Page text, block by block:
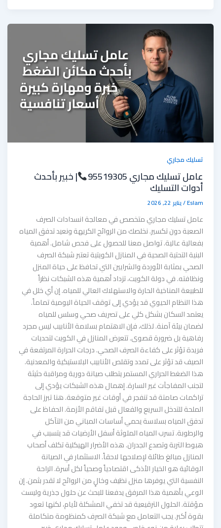
تسليك مجاري
عامل تسليك مجاري 95519305 | خبير بأحدث
أدوات التسليك
Eslam
/يناير 22, 2026
عامل تسليك مجاري متخصص في معالجة انسدادات الصرف
الصعبة دون تكسير. نخلصك من الروائح الكريهة ونعيد تدفق المياه
بفعالية عالية. تواصل معنا للحصول على فحص شامل. أهمية
البنية التحتية الصحية في المنازل الكويتية تعتبر شبكة الصرف
الصحي بمثابة الأوردة والشرايين التي تحافظ على حياة المنزل
ونظافته. في دولة الكويت، تزداد أهمية هذه الشبكات نظراً
للطبيعة المناخية الحارة والاستهلاك العالي للمياه. إن أي خلل في
هذا النظام الحيوي قد يؤدي إلى توقف الحياة اليومية تماماً.
يعتمد السكان بشكل كلي على تصريف صحي وسلس للمياه
لضمان بيئة آمنة. لذلك، فإن الاهتمام بسلامة الأنابيب ليس مجرد
رفاهية بل ضرورة قصوى. تتعرض المنازل في الكويت لتحديات
فريدة تؤثر على كفاءة الصرف الصحي. درجات الحرارة المرتفعة في
الصيف قد تؤثر على تمدد وتقلص الأنابيب البلاستيكية والمعدنية.
هذا الضغط الحراري المستمر يتطلب صيانة دورية ومراقبة حثيثة
لتجنب المفاجآت غير السارة. إهمال هذه الشبكات يؤدي إلى
تراكمات صامتة قد تنفجر في أوقات غير متوقعة. هنا تبرز الحاجة
الملحة للتدخل السريع والفعال قبل تفاقم الأزمة. الحفاظ على
تدفق المياه بسلاسة يحمي أساسات المباني من التآكل
والرطوبة. تسرب المياه الملوثة أسفل الأرضيات قد يتسبب في
هبوط التربة وتصدع الجدران. هذه الأضرار الهيكلية تكلف أصحاب
المنازل مبالغ طائلة لإصلاحها لاحقاً. الاستثمار في الصيانة
الوقائية هو الخيار الأذكى اقتصادياً وصحياً لكل أسرة. الراحة
النفسية التي يوفرها منزل نظيف وخالٍ من الروائح لا تقدر بثمن. إن
الوعي بأهمية هذا المرفق يدفعنا للبحث عن حلول جذرية وليست
مؤقتة. الحلول الترقيعية قد تخفي المشكلة لأيام، لكنها تعود
بقوة أكبر. يجب التعامل مع شبكة الصرف كمنظومة متكاملة